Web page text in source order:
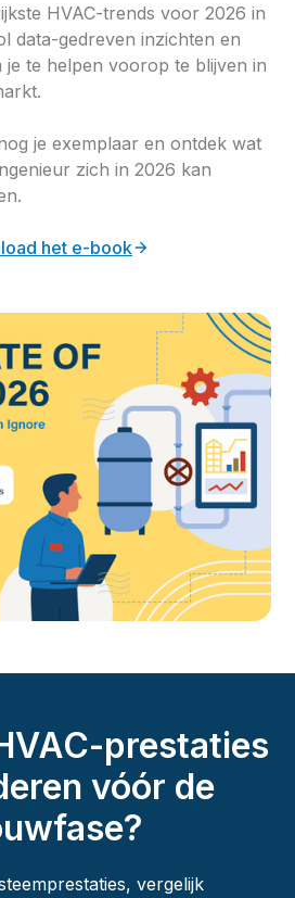
HVAC-trends voor 2026 in
data-gedreven inzichten en
je te helpen voorop te blijven in
je exemplaar en ontdek wat
zich in 2026 kan
het e-book
prestaties
vóór de
vergelijk